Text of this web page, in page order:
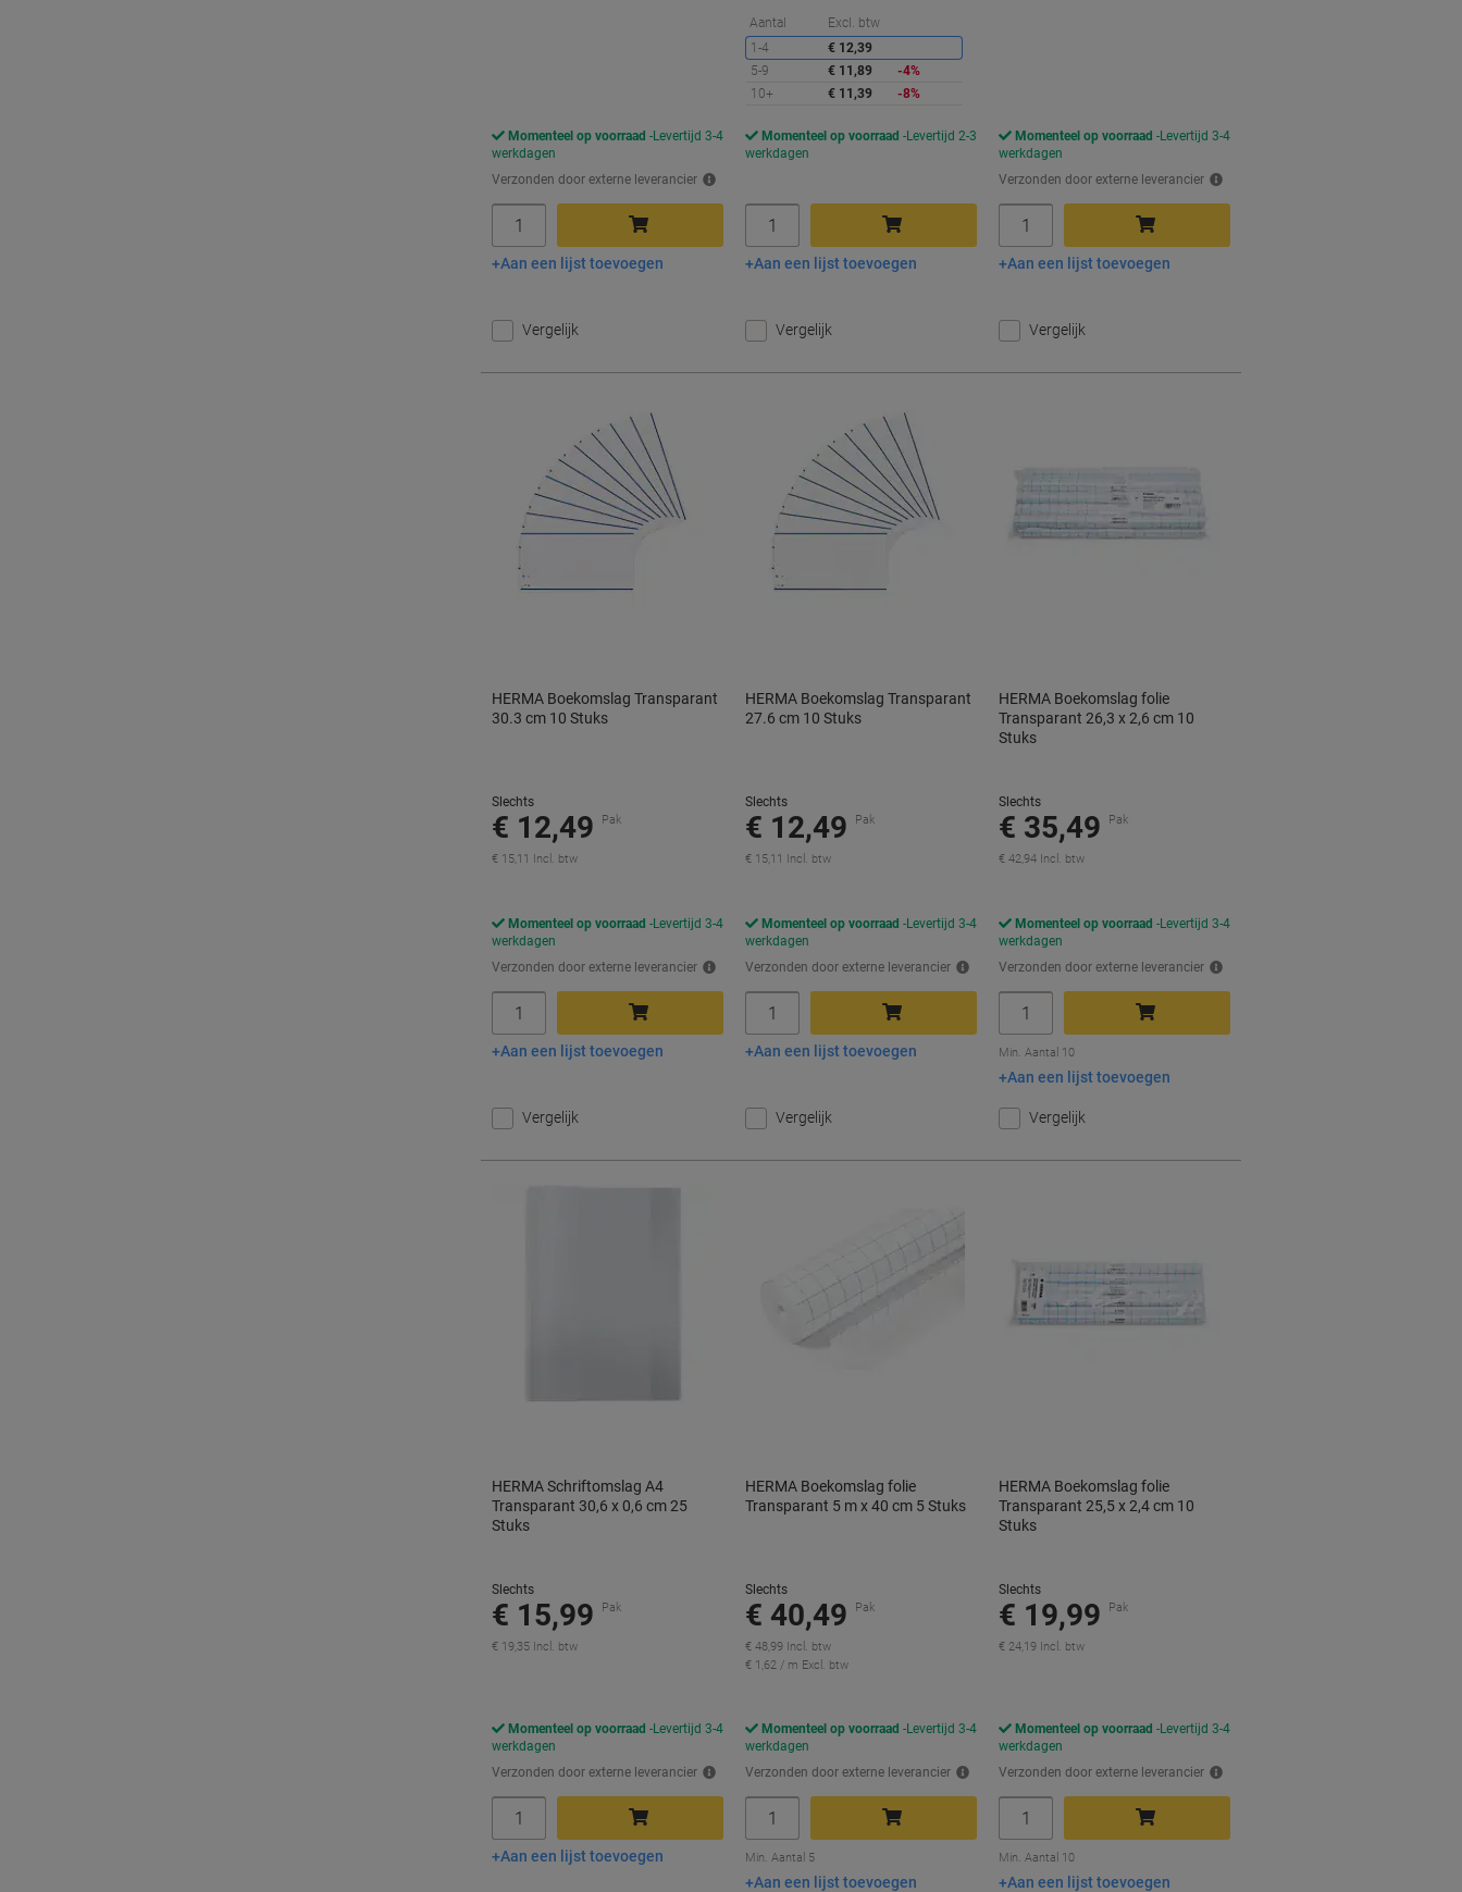
Momenteel op voorraad
Levertijd 3-4
werkdagen
Verzonden door externe leverancier
In winkelwagen
Aan een lijst toevoegen
Vergelijk
Aantal Excl. btw
1-4
€ 12,39
5-9
€ 11,89
-4%
10+
€ 11,39 -8%
Momenteel op voorraad
Levertijd 2-3
werkdagen
In winkelwagen
Aan een lijst toevoegen
Vergelijk
Momenteel op voorraad
Levertijd 3-4
werkdagen
Verzonden door externe leverancier
In winkelwagen
Aan een lijst toevoegen
Vergelijk
HERMA Boekomslag Transparant
30.3 cm 10 Stuks
Slechts
€ 12,49 Pak
€ 15,11 Incl. btw
Momenteel op voorraad
Levertijd 3-4
werkdagen
Verzonden door externe leverancier
In winkelwagen
Aan een lijst toevoegen
Vergelijk
HERMA Boekomslag Transparant
27.6 cm 10 Stuks
Slechts
€ 12,49 Pak
€ 15,11 Incl. btw
Momenteel op voorraad
Levertijd 3-4
werkdagen
Verzonden door externe leverancier
In winkelwagen
Aan een lijst toevoegen
Vergelijk
HERMA Boekomslag folie
Transparant 26,3 x 2,6 cm 10
Stuks
Slechts
€ 35,49 Pak
€ 42,94 Incl. btw
Momenteel op voorraad
Levertijd 3-4
werkdagen
Verzonden door externe leverancier
Min. Aantal 10
Aan een lijst toevoegen
Vergelijk
HERMA Schriftomslag A4
Transparant 30,6 x 0,6 cm 25
Stuks
Slechts
€ 15,99 Pak
€ 19,35 Incl. btw
Momenteel op voorraad
Levertijd 3-4
werkdagen
Verzonden door externe leverancier
In winkelwagen
Aan een lijst toevoegen
HERMA Boekomslag folie
Transparant 5 m x 40 cm 5 Stuks
Slechts
€ 40,49 Pak
€ 48,99 Incl. btw
€ 1,62 / m Excl. btw
Momenteel op voorraad
Levertijd 3-4
werkdagen
Verzonden door externe leverancier
Min. Aantal 5
Aan een lijst toevoegen
HERMA Boekomslag folie
Transparant 25,5 x 2,4 cm 10
Stuks
Slechts
€ 19,99 Pak
€ 24,19 Incl. btw
Momenteel op voorraad
Levertijd 3-4
werkdagen
Verzonden door externe leverancier
Min. Aantal 10
Aan een lijst toevoegen